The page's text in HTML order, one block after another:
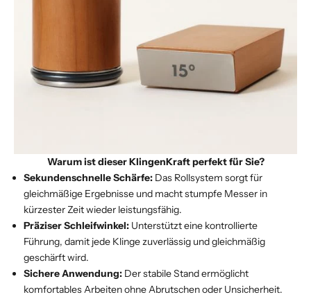
Warum ist dieser KlingenKraft perfekt für Sie?
Sekundenschnelle Schärfe: Das Rollsystem sorgt für
gleichmäßige Ergebnisse und macht stumpfe Messer in
kürzester Zeit wieder leistungsfähig.
Präziser Schleifwinkel: Unterstützt eine kontrollierte
Führung, damit jede Klinge zuverlässig und gleichmäßig
geschärft wird.
Sichere Anwendung: Der stabile Stand ermöglicht
komfortables Arbeiten ohne Abrutschen oder Unsicherheit.